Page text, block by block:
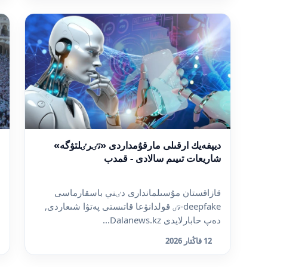
ديپفەيك ارقىلى مارقۇمداردى «تٸرٸلتۋگە»
شاريعات تىيىم سالادى - قمدب
قازاقستان مۇسىلماندارى دٸني باسقارماسى
deepfake-تٸ قولدانۋعا قاتىستى پەتۋا شىعاردى,
دەپ حابارلايدى Dalanews.kz...
12 قاڭتار 2026